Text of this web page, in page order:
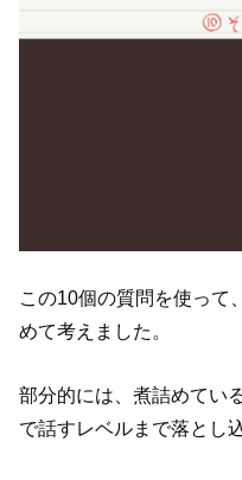
この10個の質問を使って
めて考えました。
部分的には、煮詰めてい
で話すレベルまで落とし